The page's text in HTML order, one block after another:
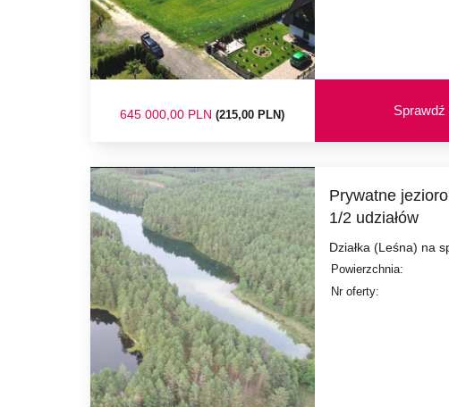
645 000,00 PLN(215,00 PLN) Sprawdź
Prywatne
1/2 udziałów
Działka (Leśna) na
Powierzchnia:
Nr oferty: